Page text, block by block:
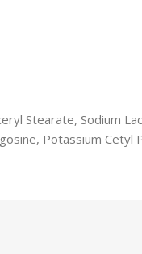
Stearate, Sodium
Potassium Cetyl